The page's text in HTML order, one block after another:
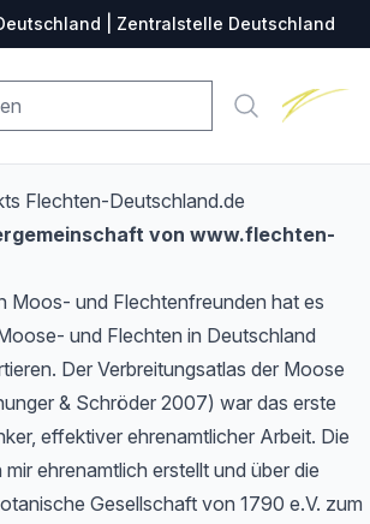
| Zentralstelle Deutschland
Suche
Flechten-Deutschland.de
von www.flechten-
Moos- und Flechtenfreunden hat es
und Flechten in Deutschland
Der Verbreitungsatlas der Moose
& Schröder 2007) war das erste
effektiver ehrenamtlicher Arbeit. Die
ehrenamtlich erstellt und über die
Gesellschaft von 1790 e.V. zum